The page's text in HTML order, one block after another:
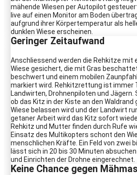
mähende Wiesen per Autopilot
live auf einen Monitor am Boden
aufgrund ihrer Körpertemperatur als
dunklen Wiese erscheinen.
Geringer Zeitaufwand
Anschliessend werden die Rehkitze mit
Wiese gesichert, die mit Gras
beschwert und einem mobilen
markiert wird. Rehkitzrettung ist immer
Landwirten, Drohnenpiloten und Jägern.
ob das Kitz in der Kiste an den
Wiese belassen wird und der Landwirt
getaner Arbeit wird das Kitz sofort
Rehkitz und Mutter finden durch Rufe
Einsatz des Multikopters schont den
menschlichen Kräfte. Ein Feld von zwei
lässt sich in 20 bis 30 Minuten
und Einrichten der Drohne eingerechnet.
Keine Chance gegen